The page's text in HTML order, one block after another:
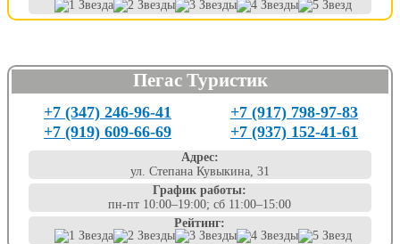
Пегас Туристик
+7 (347) 246-96-41
+7 (917) 798-97-83
+7 (919) 609-66-69
+7 (937) 152-41-61
Адрес:
ул. Степана Кувыкина, 31
График работы:
пн-пт 10:00–19:00; сб 11:00–15:00
Рейтинг: